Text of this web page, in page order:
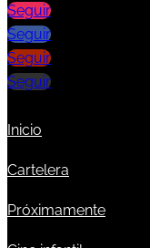
Seguir
Seguir
Seguir
Seguir
Inicio
Cartelera
Próximamente